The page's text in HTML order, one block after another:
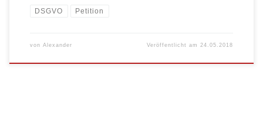
DSGVO Petition
von Alexander Veröffentlicht am 24.05.2018